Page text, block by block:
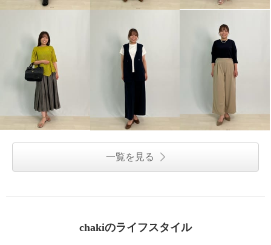
一覧を見る
chakiのライフスタイル